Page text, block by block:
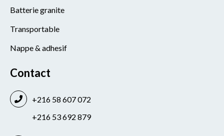
Batterie granite
Transportable
Nappe & adhesif
Contact
+216 58 607 072
+216 53 692 879